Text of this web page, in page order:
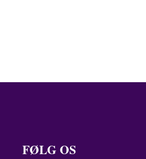
FØLG OS